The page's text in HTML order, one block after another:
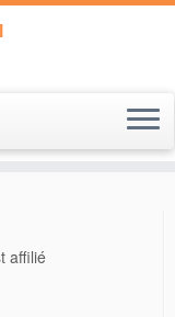
août 2015 – Semaine
affilié